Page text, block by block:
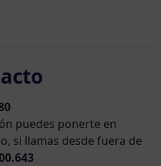
puedes ponerte en
o, si llamas desde fuera de